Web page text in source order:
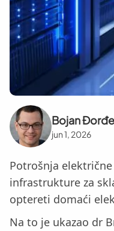
Bojan
jun 1, 2026
Potrošnja
infrastrukture za
optereti domaći
Na to je ukazao dr